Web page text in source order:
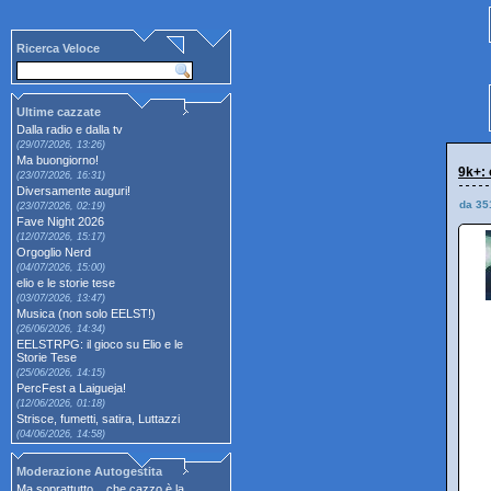
Ricerca Veloce
Ultime cazzate
Dalla radio e dalla tv
(29/07/2026, 13:26)
Ma buongiorno!
(23/07/2026, 16:31)
Diversamente auguri!
(23/07/2026, 02:19)
Fave Night 2026
(12/07/2026, 15:17)
Orgoglio Nerd
(04/07/2026, 15:00)
elio e le storie tese
(03/07/2026, 13:47)
Musica (non solo EELST!)
(26/06/2026, 14:34)
EELSTRPG: il gioco su Elio e le
Storie Tese
(25/06/2026, 14:15)
PercFest a Laigueja!
(12/06/2026, 01:18)
Strisce, fumetti, satira, Luttazzi
(04/06/2026, 14:58)
Moderazione Autogestita
9k+:
da